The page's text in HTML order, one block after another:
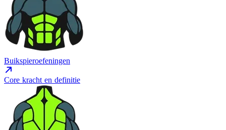
Buikspieroefeningen
Core kracht en definitie